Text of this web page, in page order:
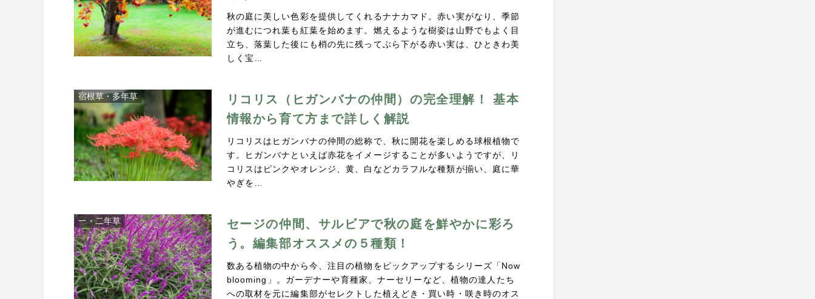
秋の庭に美しい色彩を提供してくれるナナカマド。赤い実がなり、季節
が進むにつれ葉も紅葉を始めます。燃えるような樹姿は山野でもよく目
立ち、落葉した後にも梢の先に残ってぶら下がる赤い実は、ひときわ美
しく宝…
宿根草・多年草
リコリス（ヒガンバナの仲間）の完全理解！ 基本
情報から育て方まで詳しく解説
リコリスはヒガンバナの仲間の総称で、秋に開花を楽しめる球根植物で
す。ヒガンバナといえば赤花をイメージすることが多いようですが、リ
コリスはピンクやオレンジ、黄、白などカラフルな種類が揃い、庭に華
やぎを…
一・二年草
セージの仲間、サルビアで秋の庭を鮮やかに彩ろ
う。編集部オススメの５種類！
数ある植物の中から今、注目の植物をピックアップするシリーズ「Now
blooming」。ガーデナーや育種家、ナーセリーなど、植物の達人たち
への取材を元に編集部がセレクトした植えどき・買い時・咲き時のオス